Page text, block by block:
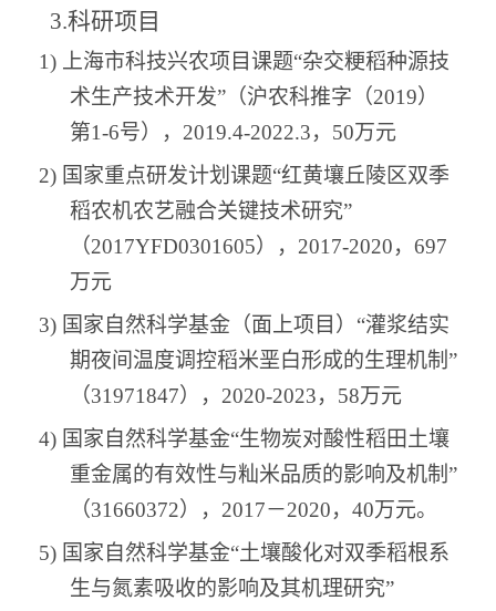
3.科研项目
1) 上海市科技兴农项目课题“杂交粳稻种源技
术生产技术开发”（沪农科推字（2019）
第1-6号）， 2019.4-2022.3， 50万元
2) 国家重点研发计划课题“红黄壤丘陵区双季
稻农机农艺融合关键技术研究”
（2017YFD0301605）， 2017-2020， 697
万元
3) 国家自然科学基金（面上项目） “灌浆结实
期夜间温度调控稻米垩白形成的生理机制”
（31971847）， 2020-2023， 58万元
4) 国家自然科学基金“生物炭对酸性稻田土壤
重金属的有效性与籼米品质的影响及机制”
（31660372）， 2017－2020， 40万元。
5) 国家自然科学基金“土壤酸化对双季稻根系
生与氮素吸收的影响及其机理研究”